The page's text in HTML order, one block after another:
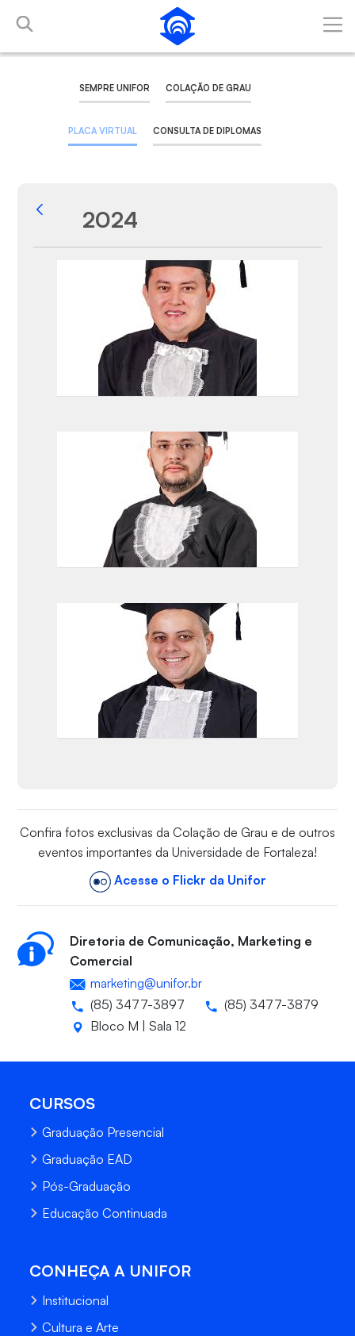
Pular para o Conteúdo principal
SEMPRE UNIFOR COLAÇÃO DE GRAU
PLACA VIRTUAL CONSULTA DE DIPLOMAS
Voltar
2024
Confira fotos exclusivas da Colação de Grau e de outros
eventos importantes da Universidade de Fortaleza!
Acesse o Flickr da Unifor
Diretoria de Comunicação, Marketing e
Comercial
marketing@unifor.br
(85) 3477-3897
(85) 3477-3879
Bloco M | Sala 12
CURSOS
Graduação Presencial
Graduação EAD
Pós-Graduação
Educação Continuada
CONHEÇA A UNIFOR
Institucional
Cultura e Arte